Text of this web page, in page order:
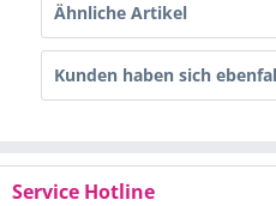
Ähnliche Artikel
Kunden haben sich
Service Hotline